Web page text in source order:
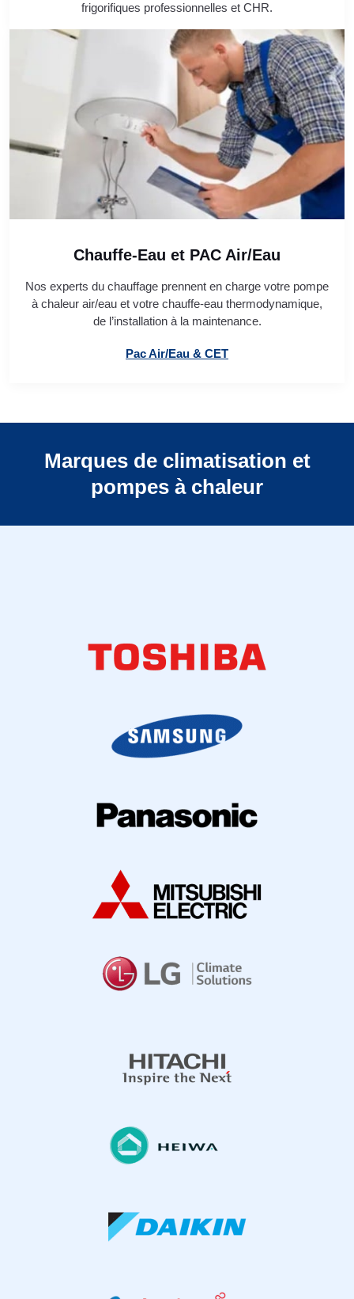
frigorifiques professionnelles et CHR.
Chauffe-Eau et PAC Air/Eau
Nos experts du chauffage prennent en charge votre pompe
à chaleur air/eau et votre chauffe-eau thermodynamique,
de l’installation à la maintenance.
Pac Air/Eau & CET
Marques de climatisation et
pompes à chaleur